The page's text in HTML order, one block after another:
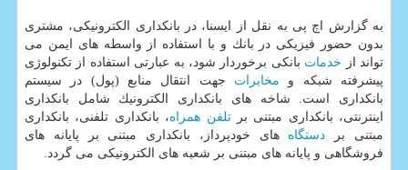
به گزارش اچ پی به نقل از ایسنا، در بانكداری الكترونیكی، مشتری
بدون حضور فیزیكی در بانك و با استفاده از واسطه های ایمن می
تواند از خدمات بانكی برخوردار شود، به عبارتی استفاده از تكنولوژی
پیشرفته شبكه و مخابرات جهت انتقال منابع (پول) در سیستم
بانكداری است. شاخه های بانكداری الكترونیك شامل بانكداری
اینترنتی، بانكداری مبتنی برتلفن همراه، بانكداری تلفنی، بانكداری
مبتنی بر دستگاه های خودپرداز، بانكداری مبتنی بر پایانه های
فروشگاهی و پایانه های مبتنی بر شعبه های الكترونیكی می گردد.